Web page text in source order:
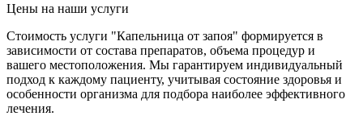
Цены на наши услуги
Стоимость услуги "Капельница от запоя" формируется в
зависимости от состава препаратов, объема процедур и
вашего местоположения. Мы гарантируем индивидуальный
подход к каждому пациенту, учитывая состояние здоровья и
особенности организма для подбора наиболее эффективного
лечения.